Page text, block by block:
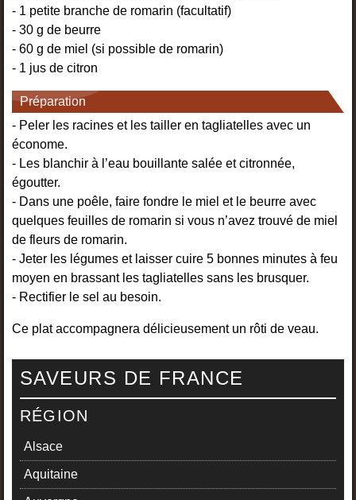
- 1 petite branche de romarin (facultatif)
- 30 g de beurre
- 60 g de miel (si possible de romarin)
- 1 jus de citron
Préparation
- Peler les racines et les tailler en tagliatelles avec un
économe.
- Les blanchir à l’eau bouillante salée et citronnée,
égoutter.
- Dans une poêle, faire fondre le miel et le beurre avec
quelques feuilles de romarin si vous n’avez trouvé de miel
de fleurs de romarin.
- Jeter les légumes et laisser cuire 5 bonnes minutes à feu
moyen en brassant les tagliatelles sans les brusquer.
- Rectifier le sel au besoin.
Ce plat accompagnera délicieusement un rôti de veau.
SAVEURS DE FRANCE
RÉGION
Alsace
Aquitaine